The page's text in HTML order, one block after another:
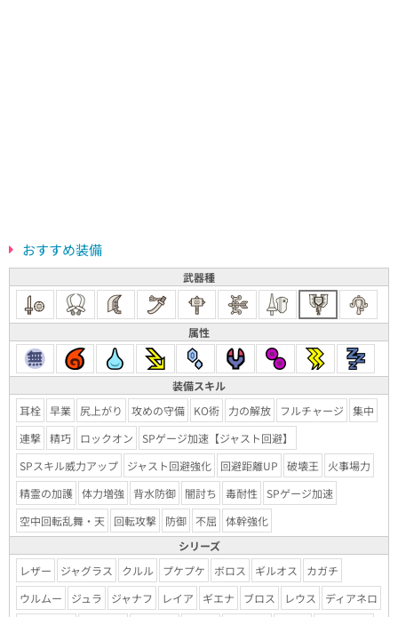
おすすめ装備
武器種
属性
装備スキル
耳栓 早業 尻上がり 攻めの守備 KO術 力の解放 フルチャージ
集中
連撃 精巧 ロックオン
SPゲージ加速【ジャスト回避】
SPスキル威力アップ
ジャスト回避強化 回避距離UP 破壊王
火事場力
精霊の加護 体力増強 背水防御 闇討ち 毒耐性
SPゲージ加速
空中回転乱舞・天
回転攻撃 防御 不屈
体幹強化
シリーズ
レザー
ジャグラス クルル プケプケ ボロス ギルオス
カガチ
ウルムー
ジュラ ジャナフ レイア ギエナ ブロス レウス
ディアネロ